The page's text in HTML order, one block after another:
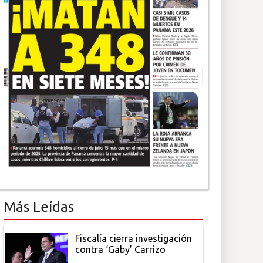
Más Leídas
Fiscalía cierra investigación
contra ‘Gaby’ Carrizo